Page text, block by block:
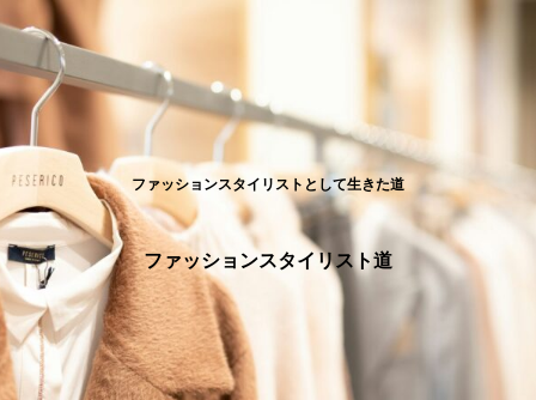
ファッションスタイリストとして生きた道
ファッションスタイリスト道